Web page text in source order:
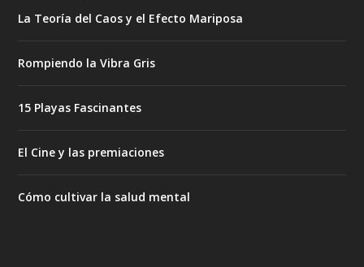
La Teoría del Caos y el Efecto Mariposa
Rompiendo la Vibra Gris
15 Playas Fascinantes
El Cine y las premiaciones
Cómo cultivar la salud mental